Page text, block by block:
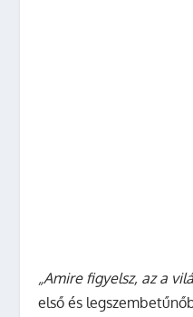
„Amire figyelsz, az a
első és